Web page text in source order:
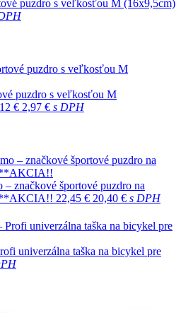
puzdro s veľkosťou M (16x9,5cm)
puzdro s veľkosťou M
€ 2,97 € s DPH
značkové športové puzdro na
**AKCIA!! 22,45 € 20,40 € s DPH
univerzálna taška na bicykel pre